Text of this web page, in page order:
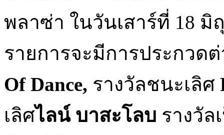
พลาซ่า ในวันเสาร์ที่ 18 มิ
รายการจะมีการประกวด
Of Dance, รางวัลชนะเลิศ
เลิศไลน์ บาสะโลบ รางวั